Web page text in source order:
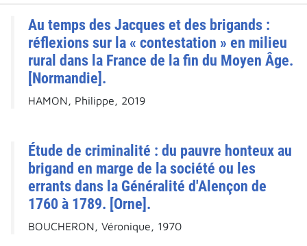
Au temps des Jacques et des brigands :
réflexions sur la « contestation » en milieu
rural dans la France de la fin du Moyen Âge.
[Normandie].
HAMON, Philippe, 2019
Étude de criminalité : du pauvre honteux au
brigand en marge de la société ou les
errants dans la Généralité d'Alençon de
1760 à 1789. [Orne].
BOUCHERON, Véronique, 1970